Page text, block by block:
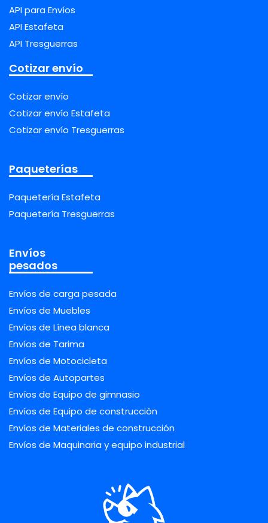
API para Envíos
API Estafeta
API Tresguerras
Cotizar envío
Cotizar envío
Cotizar envío Estafeta
Cotizar envío Tresguerras
Paqueterías
Paquetería Estafeta
Paquetería Tresguerras
Envíos
pesados
Envíos de carga pesada
Envíos de Muebles
Envíos de Línea blanca
Envíos de Tarima
Envíos de Motocicleta
Envíos de Autopartes
Envíos de Equipo de gimnasio
Envíos de Equipo de construcción
Envíos de Materiales de construcción
Envíos de Maquinaria y equipo industrial